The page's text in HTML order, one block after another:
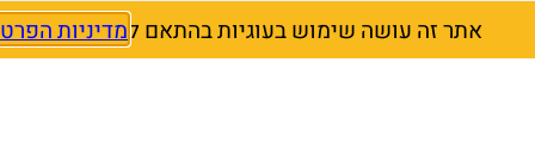
אתר זה עושה שימוש בעוגיות בהתאם למדיניות